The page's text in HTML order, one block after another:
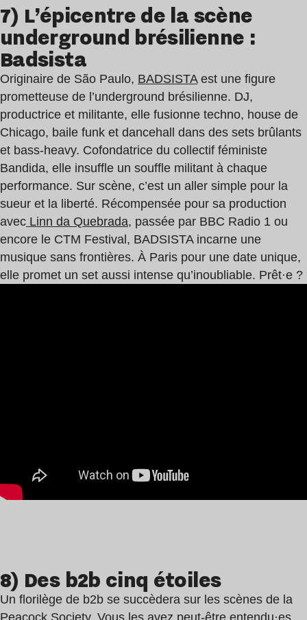
7) L’épicentre de la scène
underground brésilienne :
Badsista
Originaire de São Paulo, BADSISTAest une figure
prometteuse de l’underground brésilienne. DJ,
productrice et militante, elle fusionne techno, house de
Chicago, baile funk et dancehall dans des sets brûlants
et bass-heavy. Cofondatrice du collectif féministe
Bandida, elle insuffle un souffle militant à chaque
performance. Sur scène, c’est un aller simple pour la
sueur et la liberté. Récompensée pour sa production
avec Linn da Quebrada, passée par BBC Radio 1 ou
encore le CTM Festival, BADSISTA incarne une
musique sans frontières. À Paris pour une date unique,
elle promet un set aussi intense qu’inoubliable. Prêt·e ?
8) Des b2b cinq étoiles
Un florilège de b2b se succèdera sur les scènes de la